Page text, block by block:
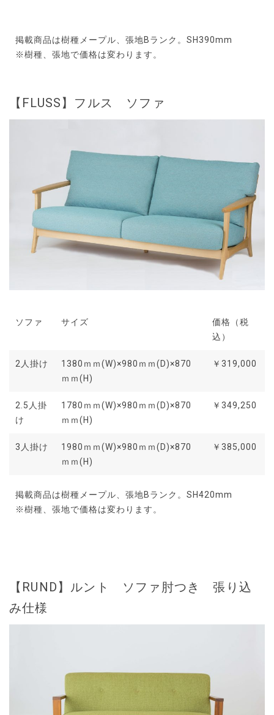
掲載商品は樹種メープル、張地Bランク。SH390mm
※樹種、張地で価格は変わります。
【FLUSS】フルス ソファ
ソファ サイズ
価格（税
込）
2人掛け
1380ｍｍ(W)×980ｍｍ(D)×870
ｍｍ(H)
￥319,000
2.5人掛
け
1780ｍｍ(W)×980ｍｍ(D)×870
ｍｍ(H)
￥349,250
3人掛け
1980ｍｍ(W)×980ｍｍ(D)×870
ｍｍ(H)
￥385,000
掲載商品は樹種メープル、張地Bランク。SH420mm
※樹種、張地で価格は変わります。
【RUND】ルント ソファ肘つき 張り込
み仕様